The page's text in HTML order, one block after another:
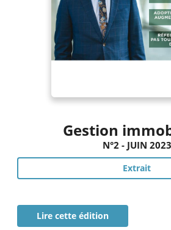
Gestion
N°2 - JUIN 2023
Extrait
Lire cette édition